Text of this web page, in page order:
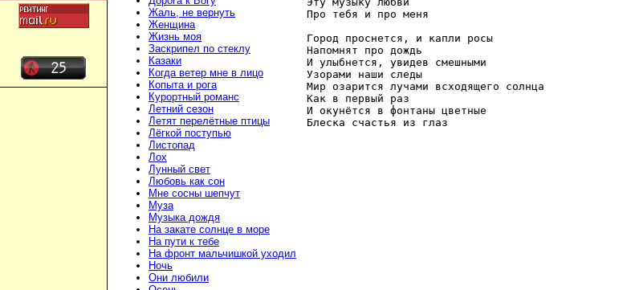
Жаль, не вернуть
Женщина
Жизнь моя
Заскрипел по стеклу
Казаки
Когда ветер мне в лицо
Копыта и рога
Курортный романс
Летний сезон
Летят перелётные птицы
Лёгкой поступью
Листопад
Лох
Лунный свет
Любовь как сон
Мне сосны шепчут
Муза
Музыка дождя
На закате солнце в море
На пути к тебе
На фронт мальчишкой уходил
Ночь
Они любили
Про тебя и про меня
Город проснется, и капли росы
Напомнят про дождь
И улыбнется, увидев смешными
Узорами наши следы
Мир озарится лучами всходящего солнца
Как в первый раз
И окунётся в фонтаны цветные
Блеска счастья из глаз